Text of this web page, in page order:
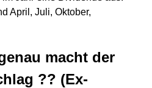
April, Juli, Oktober,
macht der
??​ (Ex-